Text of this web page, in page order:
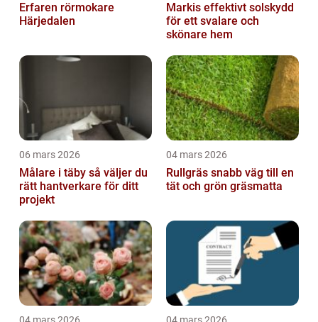
Erfaren rörmokare
Härjedalen
Markis effektivt solskydd
för ett svalare och
skönare hem
06 mars 2026
Målare i täby så väljer du
rätt hantverkare för ditt
projekt
04 mars 2026
Rullgräs snabb väg till en
tät och grön gräsmatta